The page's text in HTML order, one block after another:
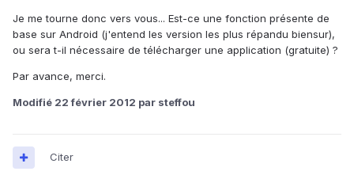
Je me tourne donc vers vous... Est-ce une fonction présente de
base sur Android (j'entend les version les plus répandu biensur),
ou sera t-il nécessaire de télécharger une application (gratuite) ?
Par avance, merci.
Modifié 22 février 2012 par steffou
Citer